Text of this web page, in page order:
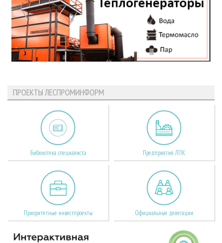
ПРОЕКТЫ ЛЕСПРОМИНФОРМ
Библиотека специалиста Предприятия ЛПК
Приоритетные инвестпроекты Официальные делегации